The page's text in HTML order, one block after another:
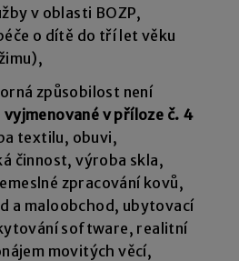
v oblasti BOZP,
o dítě do tří let věku
způsobilost není
vyjmenované v příloze č. 4
textilu, obuvi,
činnost, výroba skla,
zpracování kovů,
a maloobchod, ubytovací
software, realitní
movitých věcí,